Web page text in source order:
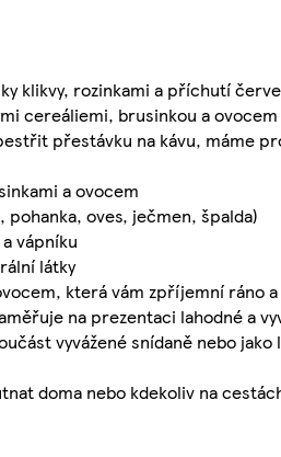
klikvy, rozinkami a příchutí
cereáliemi, brusinkou a
přestávku na kávu, máme
a ovocem
oves, ječmen, špalda)
vápníku
látky
která vám zpříjemní ráno
na prezentaci lahodné a
vyvážené snídaně nebo jako
doma nebo kdekoliv na